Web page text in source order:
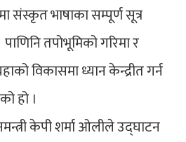
संस्कृत भाषाका सम्पूर्ण सूत्र
तपोभूमिको गरिमा र
विकासमा ध्यान केन्द्रीत गर्न
हो ।
केपी शर्मा ओलीले उद्घाटन